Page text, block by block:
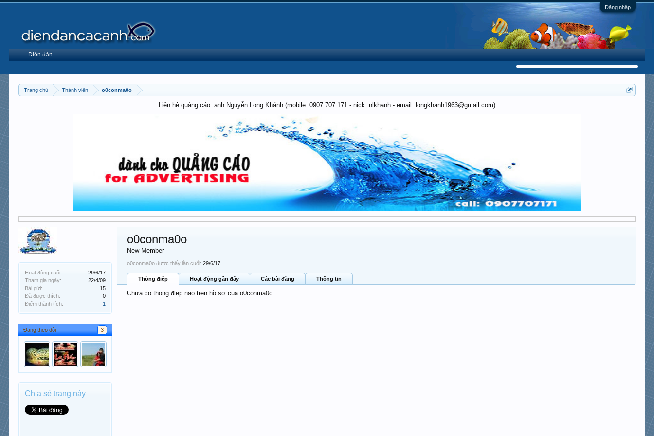
Đăng nhập
Trang chủ Thành viên o0conma0o
Liên hệ quảng cáo: anh Nguyễn Long Khánh (mobile: 0907 707 171 - nick: nlkhanh - email: longkhanh1963@gmail.com)
Hoạt động cuối:
29/6/17
Tham gia ngày:
22/4/09
Bài gửi:
15
Đã được thích:
0
Điểm thành tích:
1
Đang theo dõi 3
Chia sẻ trang này
o0conma0o
New Member
o0conma0o được thấy lần cuối: 29/6/17
Thông điệp Hoạt động gần đây Các bài đăng Thông tin
Chưa có thông điệp nào trên hồ sơ của o0conma0o.
Diễn đàn